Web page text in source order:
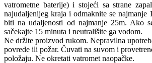
vatrometne baterije) i stojeći sa strane
najudaljenijeg kraja i odmaknite se najmanje
biti na udaljenosti od najmanje 25m. Ako
sačekajte 15 minuta i neutrališite ga vodom.
Ne držite proizvod rukom. Nepravilna
povrede ili požar. Čuvati na suvom i
položaju. Ne okretati vatromet naopačke.